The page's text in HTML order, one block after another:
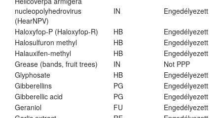
nucleopolyhedrovirus
(HearNPV)
IN Engedélyezett
Haloxyfop-P (Haloxyfop-R) HB
Engedélyezett
Halosulfuron methyl
HB
Engedélyezett
Halauxifen-methyl
HB
Engedélyezett
Grease (bands, fruit trees)
IN
Not PPP
Glyphosate
HB
Engedélyezett
Gibberellins
PG
Engedélyezett
Gibberellic acid
PG
Engedélyezett
Geraniol
FU
Engedélyezett